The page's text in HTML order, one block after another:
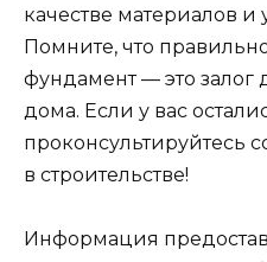
качестве материалов и
Помните, что
фундамент — это залог
дома. Если у вас
проконсультируйтесь
в строительстве!
Информация